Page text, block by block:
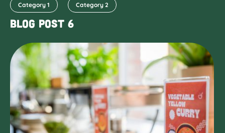
Category 1 Category 2
Blog Post 6